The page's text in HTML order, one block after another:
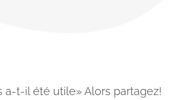
a-t-il été utile» Alors partagez!